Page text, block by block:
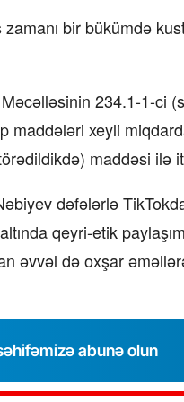
bir bükümdə
234.1-1-ci
maddələri xeyli
maddəsi ilə
dəfələrlə
qeyri-etik
əvvəl də oxşar
abunə olun